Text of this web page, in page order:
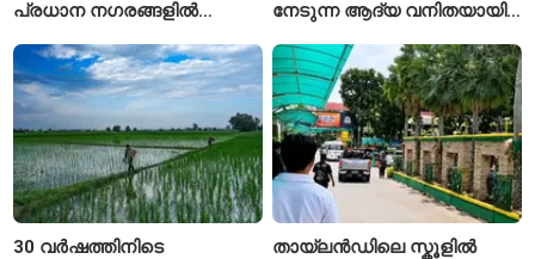
പ്രധാന നഗരങ്ങളിൽ
നേടുന്ന ആദ്യ വനിതയായി
30 വർഷത്തിനിടെ
തായ്‌ലൻഡിലെ സ്കൂളിൽ